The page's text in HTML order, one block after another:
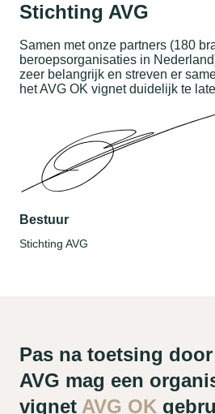
Stichting AVG
Samen met onze partners (180
beroepsorganisaties in
zeer belangrijk en streven er
het AVG OK vignet duidelijk te
Bestuur
Stichting AVG
Pas na toetsing
AVG mag een
vignet AVG OK